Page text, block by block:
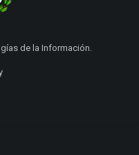
de la Información.